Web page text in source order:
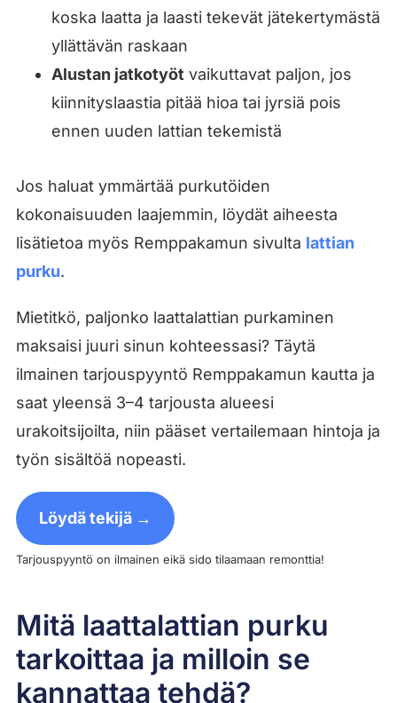
koska laatta ja laasti tekevät jätekertymästä
yllättävän raskaan
Alustan jatkotyöt vaikuttavat paljon, jos
kiinnityslaastia pitää hioa tai jyrsiä pois
ennen uuden lattian tekemistä
Jos haluat ymmärtää purkutöiden
kokonaisuuden laajemmin, löydät aiheesta
lisätietoa myös Remppakamun sivulta lattian
purku.
Mietitkö, paljonko laattalattian purkaminen
maksaisi juuri sinun kohteessasi? Täytä
ilmainen tarjouspyyntö Remppakamun kautta ja
saat yleensä 3–4 tarjousta alueesi
urakoitsijoilta, niin pääset vertailemaan hintoja ja
työn sisältöä nopeasti.
Löydä tekijä →
Tarjouspyyntö on ilmainen eikä sido tilaamaan remonttia!
Mitä laattalattian purku
tarkoittaa ja milloin se
kannattaa tehdä?